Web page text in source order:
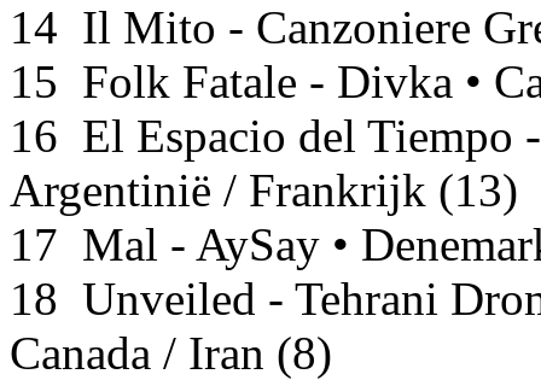
14 Il Mito - Canzoniere
15 Folk Fatale - Divka •
16 El Espacio del Tiempo
Argentinië / Frankrijk (13)
17 Mal - AySay •
18 Unveiled - Tehrani
Canada / Iran (8)